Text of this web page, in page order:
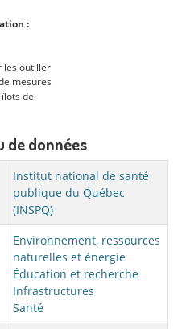
:
les outiller
mesures
de
de données
Institut national de santé
publique du Québec
(INSPQ)
Environnement, ressources
naturelles et énergie
Éducation et recherche
Infrastructures
Santé